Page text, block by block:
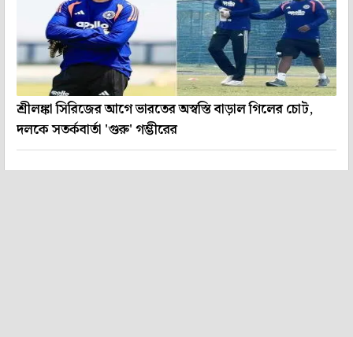
শ্রীলঙ্কা সিরিজের আগে ভারতের অস্বস্তি বাড়াল গিলের চোট,
দলকে সতর্কবার্তা 'গুরু' গম্ভীরের